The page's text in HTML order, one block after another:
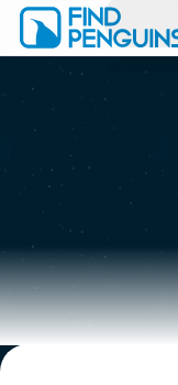
Print a book
Flyover
Explore